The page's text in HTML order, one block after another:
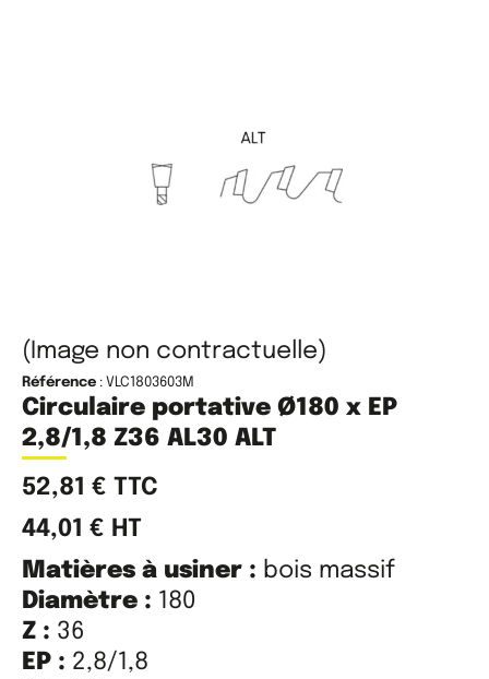
(Image non contractuelle)
Référence : VLC1803603M
Circulaire portative Ø180 x EP
2,8/1,8 Z36 AL30 ALT
52,81 € TTC
44,01 € HT
Matières à usiner : bois massif
Diamètre : 180
Z : 36
EP : 2,8/1,8